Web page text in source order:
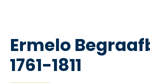
Ermelo
1761-1811